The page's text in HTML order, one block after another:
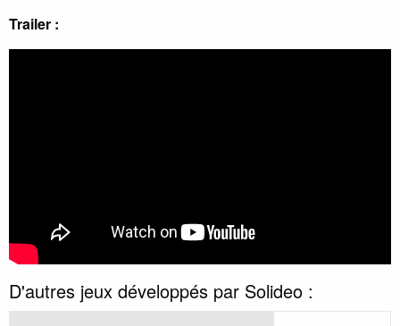
Trailer :
D'autres jeux développés par Solideo :